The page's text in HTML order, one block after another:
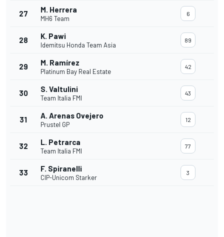
27 M. Herrera
MH6 Team
6
28 K. Pawi
Idemitsu Honda Team Asia
89
29 M. Ramírez
Platinum Bay Real Estate
42
30 S. Valtulini
Team Italia FMI
43
31 A. Arenas Ovejero
Prustel GP
12
32 L. Petrarca
Team Italia FMI
77
33 F. Spiranelli
CIP-Unicom Starker
3